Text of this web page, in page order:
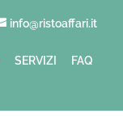
info@ristoaffari.it
SERVIZI
FAQ